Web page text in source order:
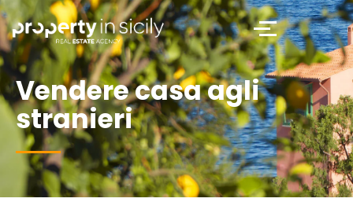
Vendere casa agli
stranieri